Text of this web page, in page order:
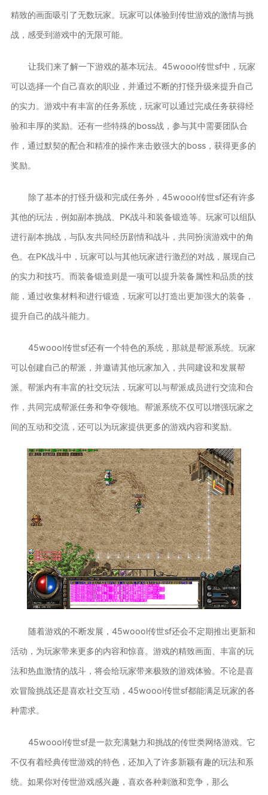
精致的画面吸引了无数玩家。玩家可以体验到传世游戏的激情与挑
战，感受到游戏中的无限可能。
让我们来了解一下游戏的基本玩法。45woool传世sf中，玩家
可以选择一个自己喜欢的职业，并通过不断的打怪升级来提升自己
的实力。游戏中有丰富的任务系统，玩家可以通过完成任务获得经
验和丰厚的奖励。还有一些特殊的boss战，参与其中需要团队合
作，通过默契的配合和精准的操作来击败强大的boss，获得更多的
奖励。
除了基本的打怪升级和完成任务外，45woool传世sf还有许多
其他的玩法，例如副本挑战、PK战斗和装备锻造等。玩家可以组队
进行副本挑战，与队友共同经历剧情和战斗，共同扮演游戏中的角
色。在PK战斗中，玩家可以与其他玩家进行激烈的对战，展现自己
的实力和技巧。而装备锻造则是一项可以提升装备属性和品质的技
能，通过收集材料和进行锻造，玩家可以打造出更加强大的装备，
提升自己的战斗能力。
45woool传世sf还有一个特色的系统，那就是帮派系统。玩家
可以创建自己的帮派，并邀请其他玩家加入，共同建设和发展帮
派。帮派内有丰富的社交玩法，玩家可以与帮派成员进行交流和合
作，共同完成帮派任务和争夺领地。帮派系统不仅可以增强玩家之
间的互动和交流，还可以为玩家提供更多的游戏内容和奖励。
随着游戏的不断发展，45woool传世sf还会不定期推出更新和
活动，为玩家带来更多的内容和惊喜。游戏的精致画面、丰富的玩
法和热血激情的战斗，将会给玩家带来极致的游戏体验。不论是喜
欢冒险挑战还是喜欢社交互动，45woool传世sf都能满足玩家的各
种需求。
45woool传世sf是一款充满魅力和挑战的传世类网络游戏。它
不仅有着经典传世游戏的特色，还加入了许多新颖有趣的玩法和系
统。如果你对传世游戏感兴趣，喜欢各种刺激和竞争，那么